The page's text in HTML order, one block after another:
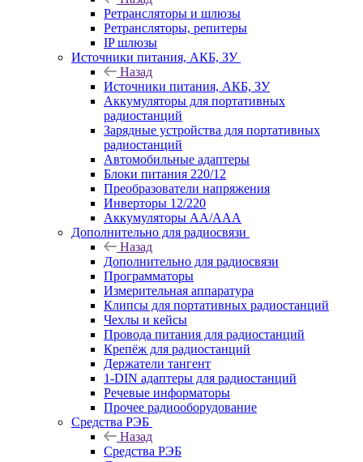
Ретрансляторы и шлюзы
Ретрансляторы, репитеры
IP шлюзы
Источники питания, АКБ, ЗУ
Назад
Источники питания, АКБ, ЗУ
Аккумуляторы для портативных
радиостанций
Зарядные устройства для портативных
радиостанций
Автомобильные адаптеры
Блоки питания 220/12
Преобразователи напряжения
Инверторы 12/220
Аккумуляторы АА/ААА
Дополнительно для радиосвязи
Назад
Дополнительно для радиосвязи
Программаторы
Измерительная аппаратура
Клипсы для портативных радиостанций
Чехлы и кейсы
Провода питания для радиостанций
Крепёж для радиостанций
Держатели тангент
1-DIN адаптеры для радиостанций
Речевые информаторы
Прочее радиооборудование
Средства РЭБ
Назад
Средства РЭБ